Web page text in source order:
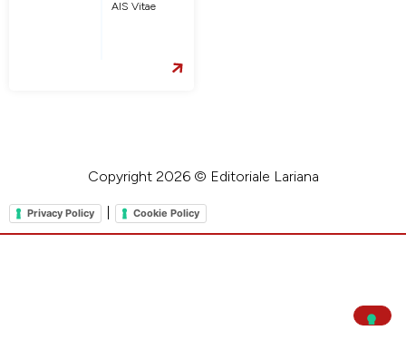
AIS Vitae
Copyright 2026 © Editoriale Lariana
Privacy Policy Cookie Policy